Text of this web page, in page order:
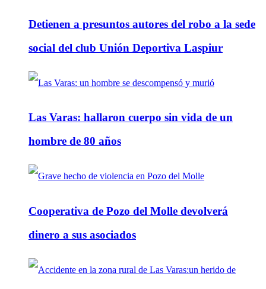
Detienen a presuntos autores del robo a la sede
social del club Unión Deportiva Laspiur
Las Varas: hallaron cuerpo sin vida de un
hombre de 80 años
Cooperativa de Pozo del Molle devolverá
dinero a sus asociados